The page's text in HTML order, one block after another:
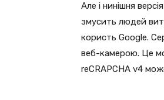
Але і нинішня
змусить людей
користь Google.
веб-камерою. Це
reCRAPCHA v4